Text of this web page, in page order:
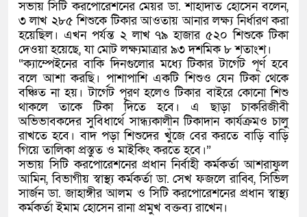
সভায় সিটি করপোরেশনের মেয়র ডা. শাহাদাত হোসেন বলেন,
৩ লাখ ২৮৫ শিশুকে টিকার আওতায় আনার লক্ষ্য নির্ধারণ করা
হয়েছিল। এখন পর্যন্ত ২ লাখ ৭৯ হাজার ৫২০ শিশুকে টিকা
দেওয়া হয়েছে, যা মোট লক্ষ্যমাত্রার ৯৩ দশমিক ৮ শতাংশ।
“ক্যাম্পেইনের বাকি দিনগুলোর মধ্যে টিকার টার্গেট পূর্ণ হবে
বলে আশা করছি। পাশাপাশি একটি শিশুও যেন টিকা থেকে
বঞ্চিত না হয়। টার্গেট পূরণ হলেও টিকার বাইরে কোনো শিশু
থাকলে তাকে টিকা দিতে হবে। এ ছাড়া চাকরিজীবী
অভিভাবকদের সুবিধার্থে সান্ধ্যকালীন টিকাদান কার্যক্রমও চালু
রাখতে হবে। বাদ পড়া শিশুদের খুঁজে বের করতে বাড়ি বাড়ি
গিয়ে তালিকা প্রস্তুত ও মাইকিং করতে হবে।”
সভায় সিটি করপোরেশনের প্রধান নির্বাহী কর্মকর্তা আশরাফুল
আমিন, বিভাগীয় স্বাস্থ্য কর্মকর্তা ডা. সেখ ফজলে রাব্বি, সিভিল
সার্জন ডা. জাহাঙ্গীর আলম ও সিটি করপোরেশনের প্রধান স্বাস্থ্য
কর্মকর্তা ইমাম হোসেন রানা প্রমুখ বক্তব্য রাখেন।